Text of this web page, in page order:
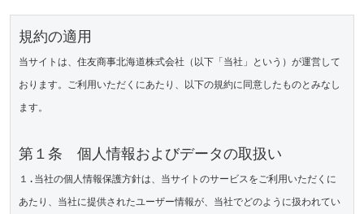
規約の適用
当サイトは、住友商事北海道株式会社（以下「当社」という）が運営して
おります。ご利用いただくにあたり、以下の規約に同意したものとみなし
ます。
第１条　個人情報およびデータの取扱い
１.当社の個人情報保護方針は、当サイトのサービスをご利用いただくに
あたり、当社に提供されたユーザー情報が、当社でどのように扱われてい